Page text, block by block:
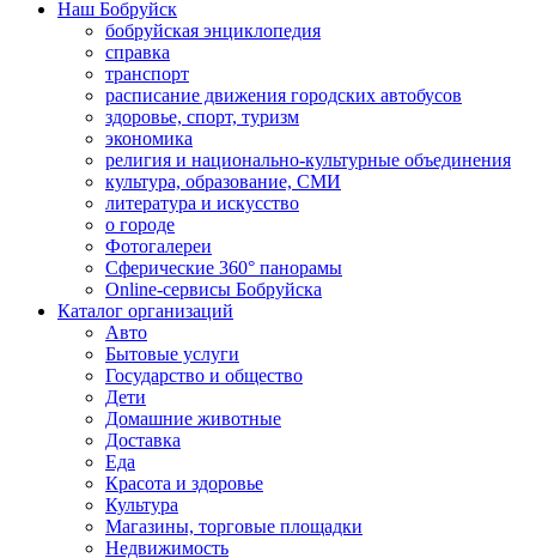
Наш Бобруйск
бобруйская энциклопедия
справка
транспорт
расписание движения городских автобусов
здоровье, спорт, туризм
экономика
религия и национально-культурные объединения
культура, образование, СМИ
литература и искусство
о городе
Фотогалереи
Сферические 360° панорамы
Online-сервисы Бобруйска
Каталог организаций
Авто
Бытовые услуги
Государство и общество
Дети
Домашние животные
Доставка
Еда
Красота и здоровье
Культура
Магазины, торговые площадки
Недвижимость